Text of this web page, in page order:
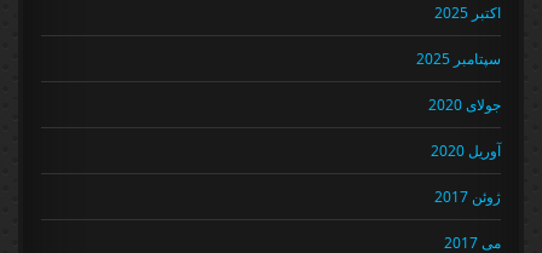
اکتبر 2025
سپتامبر 2025
جولای 2020
آوریل 2020
ژوئن 2017
می 2017